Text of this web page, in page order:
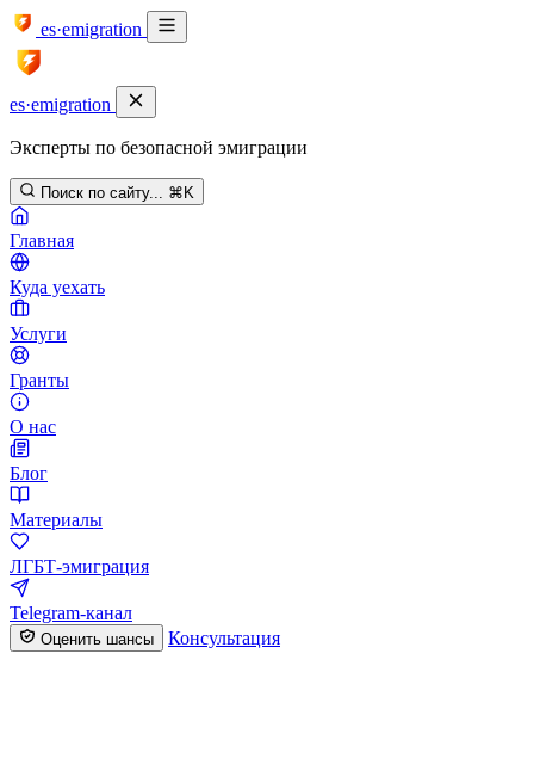
es·emigration
es·emigration
Эксперты по безопасной эмиграции
Поиск по сайту... ⌘K
Главная
Куда уехать
Услуги
Гранты
О нас
Блог
Материалы
ЛГБТ-эмиграция
Telegram-канал
Оценить шансы Консультация